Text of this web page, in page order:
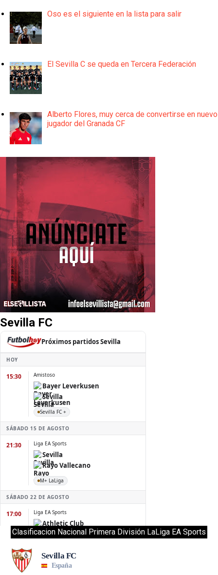
Oso es el siguiente en la lista para salir
El Sevilla C se queda en Tercera Federación
Alberto Flores, muy cerca de convertirse en nuevo
jugador del Granada CF
Sevilla FC
Clasificacion Nacional Primera División LaLiga EA Sports